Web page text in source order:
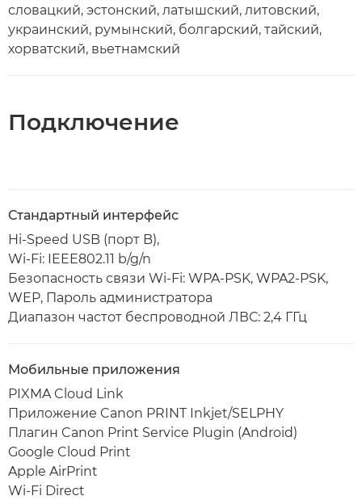
словацкий, эстонский, латышский, литовский,
украинский, румынский, болгарский, тайский,
хорватский, вьетнамский
Подключение
Стандартный интерфейс
Hi-Speed USB (порт B),
Wi-Fi: IEEE802.11 b/g/n
Безопасность связи Wi-Fi: WPA-PSK, WPA2-PSK,
WEP, Пароль администратора
Диапазон частот беспроводной ЛВС: 2,4 ГГц
Мобильные приложения
PIXMA Cloud Link
Приложение Canon PRINT Inkjet/SELPHY
Плагин Canon Print Service Plugin (Android)
Google Cloud Print
Apple AirPrint
Wi-Fi Direct